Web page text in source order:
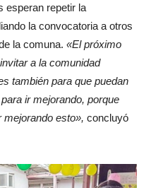
esperan repetir la
la convocatoria a otros
la comuna. «El próximo
a la comunidad
también para que puedan
ir mejorando, porque
esto», concluyó